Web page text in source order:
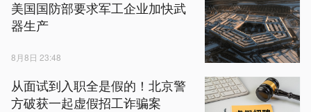
美国国防部要求军工企业加快武
器生产
8月8日 23:48
从面试到入职全是假的！北京警
方破获一起虚假招工诈骗案